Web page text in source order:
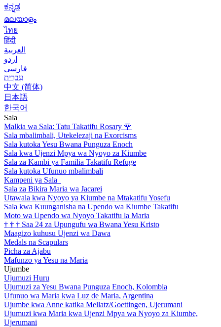
ಕನ್ನಡ
മലയാളം
ไทย
हिंदी
العربية
اردو
فارسی
עִברִית
中文 (简体)
日本語
한국어
Sala
Malkia wa Sala: Tatu Takatifu Rosary 🌹
Sala mbalimbali, Utekelezaji na Exorcisms
Sala kutoka Yesu Bwana Punguza Enoch
Sala kwa Ujenzi Mpya wa Nyoyo za Kiumbe
Sala za Kambi ya Familia Takatifu Refuge
Sala kutoka Ufunuo mbalimbali
Kampeni ya Sala
Sala za Bikira Maria wa Jacarei
Utawala kwa Nyoyo ya Kiumbe na Mtakatifu Yosefu
Sala kwa Kuunganisha na Upendo wa Kiumbe Takatifu
Moto wa Upendo wa Nyoyo Takatifu la Maria
† † † Saa 24 za Upungufu wa Bwana Yesu Kristo
Maagizo kuhusu Ujenzi wa Dawa
Medals na Scapulars
Picha za Ajabu
Mafunzo ya Yesu na Maria
Ujumbe
Ujumuzi Huru
Ujumuzi za Yesu Bwana Punguza Enoch, Kolombia
Ufunuo wa Maria kwa Luz de Maria, Argentina
Ujumbe kwa Anne katika Mellatz/Goettingen, Ujerumani
Ujumuzi kwa Maria kwa Ujenzi Mpya wa Nyoyo za Kiumbe,
Ujerumani